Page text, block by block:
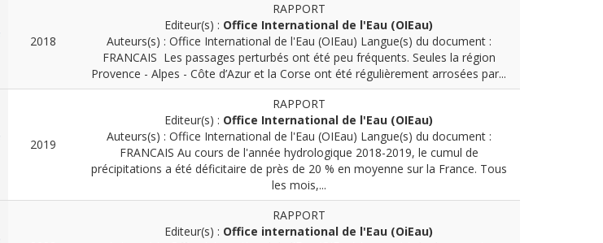
2018
RAPPORT
Editeur(s) : Office International de l'Eau (OIEau)
Auteurs(s) : Office International de l'Eau (OIEau) Langue(s) du document :
FRANCAIS Les passages perturbés ont été peu fréquents. Seules la région
Provence - Alpes - Côte d’Azur et la Corse ont été régulièrement arrosées par...
2019
RAPPORT
Editeur(s) : Office International de l'Eau (OIEau)
Auteurs(s) : Office International de l'Eau (OIEau) Langue(s) du document :
FRANCAIS Au cours de l'année hydrologique 2018-2019, le cumul de
précipitations a été déficitaire de près de 20 % en moyenne sur la France. Tous
les mois,...
RAPPORT
Editeur(s) : Office international de l'Eau (OiEau)